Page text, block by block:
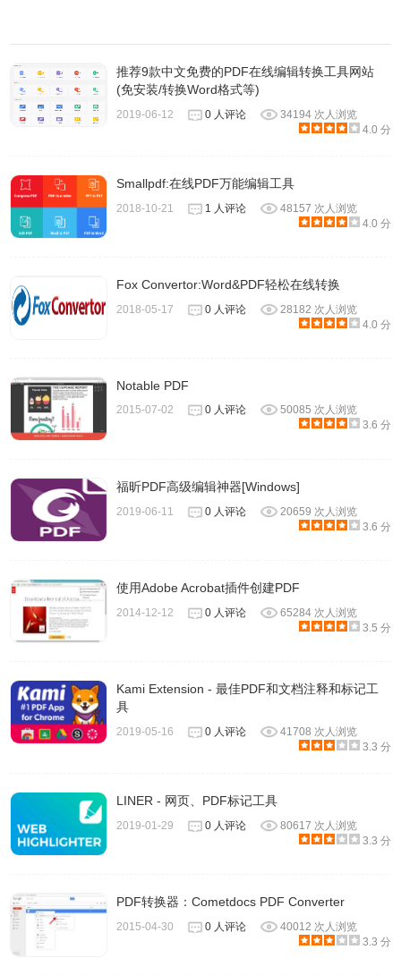
入手。
推荐9款中文免费的PDF在线编辑转换工具网站
(免安装/转换Word格式等)
2019-06-12 0 人评论
34194 次人浏览
4.0 分
Smallpdf:在线PDF万能编辑工具
2018-10-21 1 人评论
48157 次人浏览
4.0 分
Fox Convertor:Word&PDF轻松在线转换
2018-05-17 0 人评论
28182 次人浏览
4.0 分
Notable PDF
2015-07-02 0 人评论
50085 次人浏览
3.6 分
福昕PDF高级编辑神器[Windows]
2019-06-11 0 人评论
20659 次人浏览
3.6 分
使用Adobe Acrobat插件创建PDF
2014-12-12 0 人评论
65284 次人浏览
3.5 分
Kami Extension - 最佳PDF和文档注释和标记工
具
2019-05-16 0 人评论
41708 次人浏览
3.3 分
LINER - 网页、PDF标记工具
2019-01-29 0 人评论
80617 次人浏览
3.3 分
PDF转换器：Cometdocs PDF Converter
2015-04-30 0 人评论
40012 次人浏览
3.3 分